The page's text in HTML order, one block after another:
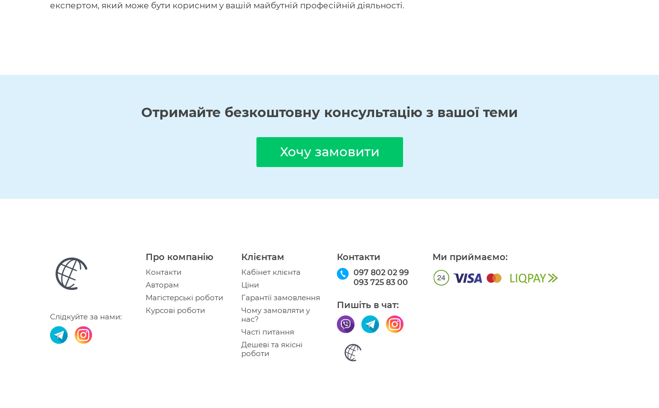
експертом, який може бути корисним у вашій майбутній професійній діяльності.
Отримайте безкоштовну консультацію з вашої теми
Хочу замовити
Слідкуйте за нами:
Про компанію
Контакти
Авторам
Магістерські роботи
Курсові роботи
Клієнтам
Кабінет клієнта
Ціни
Гарантії замовлення
Чому замовляти у
нас?
Часті питання
Дешеві та якісні
роботи
Контакти
097 802 02 99
093 725 83 00
Пишіть в чат:
Ми приймаємо: